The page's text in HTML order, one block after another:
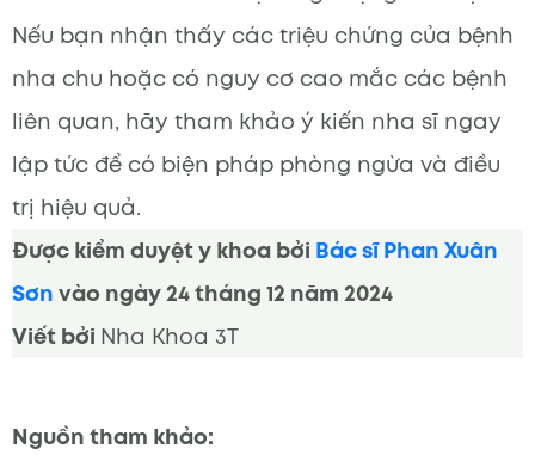
Nếu bạn nhận thấy các triệu chứng của bệnh
nha chu hoặc có nguy cơ cao mắc các bệnh
liên quan, hãy tham khảo ý kiến nha sĩ ngay
lập tức để có biện pháp phòng ngừa và điều
trị hiệu quả.
Được kiểm duyệt y khoa bởi Bác sĩ Phan Xuân
Sơnvào ngày 24 tháng 12 năm 2024
Viết bởi Nha Khoa 3T
Nguồn tham khảo: